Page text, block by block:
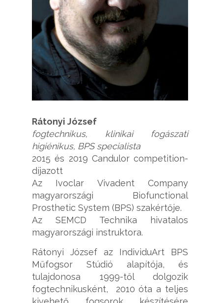
Rátonyi József
fogtechnikus, klinikai fogászati
higiénikus, BPS specialista
2015 és 2019 Candulor competition-
díjazott
Az Ivoclar Vivadent Company
magyarországi Biofunctional
Prosthetic System (BPS) szakértője.
Az SEMCD Technika hivatalos
magyarországi instruktora.
Rátonyi József az IndividuArt BPS
Műfogsor Stúdió alapítója, és
tulajdonosa 1999-től dolgozik
fogtechnikusként, 2010 óta a teljes